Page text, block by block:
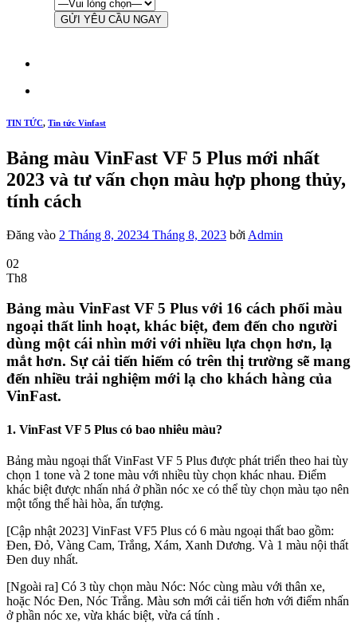
TIN TỨC, Tin tức Vinfast
Bảng màu VinFast VF 5 Plus mới nhất
2023 và tư vấn chọn màu hợp phong thủy,
tính cách
Đăng vào 2 Tháng 8, 20234 Tháng 8, 2023 bởi Admin
02
Th8
Bảng màu VinFast VF 5 Plus với 16 cách phối màu
ngoại thất linh hoạt, khác biệt, đem đến cho người
dùng một cái nhìn mới với nhiều lựa chọn hơn, lạ
mắt hơn. Sự cải tiến hiếm có trên thị trường sẽ mang
đến nhiều trải nghiệm mới lạ cho khách hàng của
VinFast.
1. VinFast VF 5 Plus có bao nhiêu màu?
Bảng màu ngoại thất VinFast VF 5 Plus được phát triển theo hai tùy
chọn 1 tone và 2 tone màu với nhiều tùy chọn khác nhau. Điểm
khác biệt được nhấn nhá ở phần nóc xe có thể tùy chọn màu tạo nên
một tổng thể hài hòa, ấn tượng.
[Cập nhật 2023] VinFast VF5 Plus có 6 màu ngoại thất bao gồm:
Đen, Đỏ, Vàng Cam, Trắng, Xám, Xanh Dương. Và 1 màu nội thất
Đen duy nhất.
[Ngoài ra] Có 3 tùy chọn màu Nóc: Nóc cùng màu với thân xe,
hoặc Nóc Đen, Nóc Trắng. Màu sơn mới cải tiến hơn với điểm nhấn
ở phần nóc xe, vừa khác biệt, vừa cá tính .